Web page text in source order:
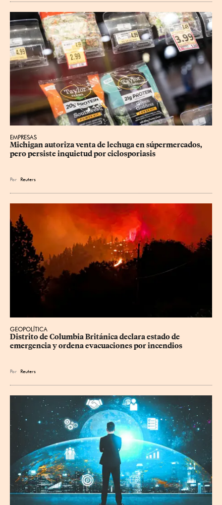
EMPRESAS
Michigan autoriza venta de lechuga en súpermercados,
pero persiste inquietud por ciclosporiasis
Por Reuters
GEOPOLÍTICA
Distrito de Columbia Británica declara estado de
emergencia y ordena evacuaciones por incendios
Por Reuters